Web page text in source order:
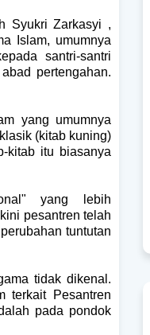
Syukri Zarkasyi ,
Islam, umumnya
santri-santri
pertengahan.
yang umumnya
(kitab kuning)
kitab itu biasanya
yang lebih
pesantren telah
tuntutan
tidak dikenal.
terkait Pesantren
pada pondok